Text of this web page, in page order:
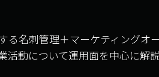
る名刺管理＋マーケティングオ
動について運用面を中心に解説